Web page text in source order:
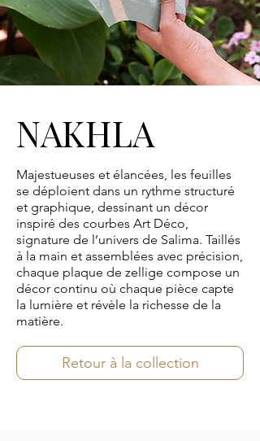
NAKHLA
NAKHLA
Majestueuses et élancées, les feuilles
se déploient dans un rythme structuré
et graphique, dessinant un décor
inspiré des courbes Art Déco,
signature de l’univers de Salima. Taillés
à la main et assemblées avec précision,
chaque plaque de zellige compose un
décor continu où chaque pièce capte
la lumière et révèle la richesse de la
matière.
Retour à la collection